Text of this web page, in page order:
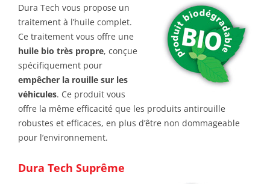
Dura Tech vous propose un
traitement à l’huile complet.
Ce traitement vous offre une
huile bio très propre, conçue
spécifiquement pour
empêcher la rouille sur les
véhicules. Ce produit vous
offre la même efficacité que les produits antirouille
robustes et efficaces, en plus d’être non dommageable
pour l’environnement.
Dura Tech Suprême